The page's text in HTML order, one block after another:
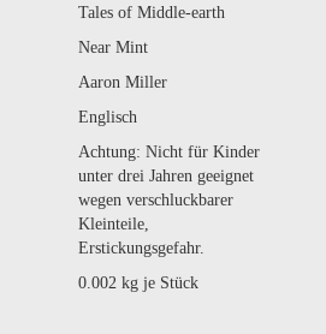
Tales of Middle-earth
Near Mint
Aaron Miller
Englisch
Achtung: Nicht für Kinder
unter drei Jahren geeignet
wegen verschluckbarer
Kleinteile,
Erstickungsgefahr.
0.002kg je Stück